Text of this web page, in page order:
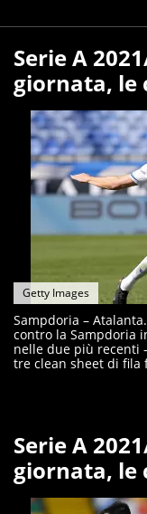
Serie A
giornata, le
Getty Images
Sampdoria –
contro la Sampdoria
nelle due più recenti
tre clean sheet di fila
Serie A
giornata, le